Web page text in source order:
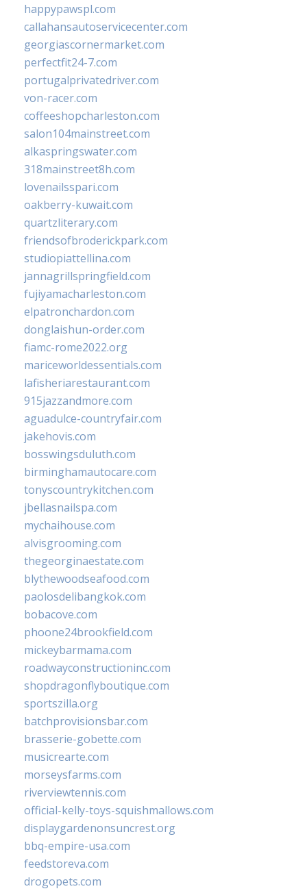
happypawspl.com
callahansautoservicecenter.com
georgiascornermarket.com
perfectfit24-7.com
portugalprivatedriver.com
von-racer.com
coffeeshopcharleston.com
salon104mainstreet.com
alkaspringswater.com
318mainstreet8h.com
lovenailsspari.com
oakberry-kuwait.com
quartzliterary.com
friendsofbroderickpark.com
studiopiattellina.com
jannagrillspringfield.com
fujiyamacharleston.com
elpatronchardon.com
donglaishun-order.com
fiamc-rome2022.org
mariceworldessentials.com
lafisheriarestaurant.com
915jazzandmore.com
aguadulce-countryfair.com
jakehovis.com
bosswingsduluth.com
birminghamautocare.com
tonyscountrykitchen.com
jbellasnailspa.com
mychaihouse.com
alvisgrooming.com
thegeorginaestate.com
blythewoodseafood.com
paolosdelibangkok.com
bobacove.com
phoone24brookfield.com
mickeybarmama.com
roadwayconstructioninc.com
shopdragonflyboutique.com
sportszilla.org
batchprovisionsbar.com
brasserie-gobette.com
musicrearte.com
morseysfarms.com
riverviewtennis.com
official-kelly-toys-squishmallows.com
displaygardenonsuncrest.org
bbq-empire-usa.com
feedstoreva.com
drogopets.com